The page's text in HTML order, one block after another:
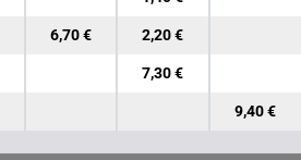
6,70 € 2,20 €
7,30 €
9,40 €